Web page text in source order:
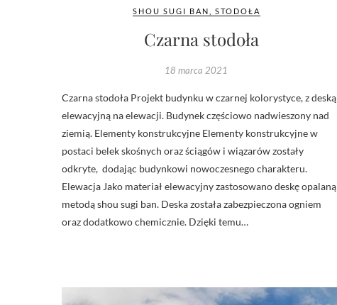
SHOU SUGI BAN STODOŁA
Czarna stodoła
18 marca 2021
Czarna stodoła Projekt budynku w czarnej kolorystyce, z deską
elewacyjną na elewacji. Budynek częściowo nadwieszony nad
ziemią. Elementy konstrukcyjne Elementy konstrukcyjne w
postaci belek skośnych oraz ściągów i wiązarów zostały
odkryte, dodając budynkowi nowoczesnego charakteru.
Elewacja Jako materiał elewacyjny zastosowano deskę opalaną
metodą shou sugi ban. Deska została zabezpieczona ogniem
oraz dodatkowo chemicznie. Dzięki temu…